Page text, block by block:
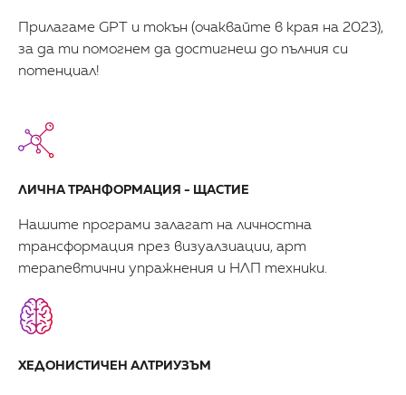
Прилагаме GPT и токън (очаквайте в края на 2023),
за да ти помогнем да достигнеш до пълния си
потенциал!
ЛИЧНА ТРАНФОРМАЦИЯ - ЩАСТИЕ
Нашите програми залагат на личностна
трансформация през визуалзиации, арт
терапевтични упражнения и НЛП техники.
ХЕДОНИСТИЧЕН АЛТРИУЗЪМ